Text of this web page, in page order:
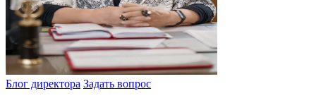
Блог директора Задать вопрос